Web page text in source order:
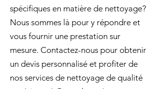
spécifiques en matière de nettoyage?
Nous sommes là pour y répondre et
vous fournir une prestation sur
mesure. Contactez-nous pour obtenir
un devis personnalisé et profiter de
nos services de nettoyage de qualité